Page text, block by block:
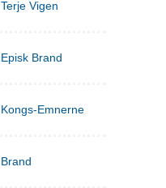
Terje Vigen
Episk Brand
Kongs-Emnerne
Brand